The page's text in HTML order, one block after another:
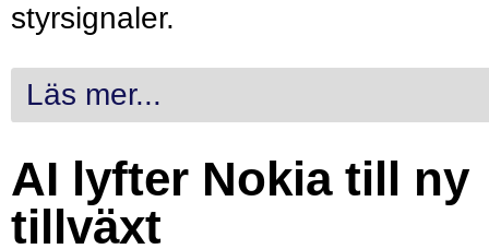
styrsignaler.
Läs mer...
AI lyfter Nokia till ny
tillväxt